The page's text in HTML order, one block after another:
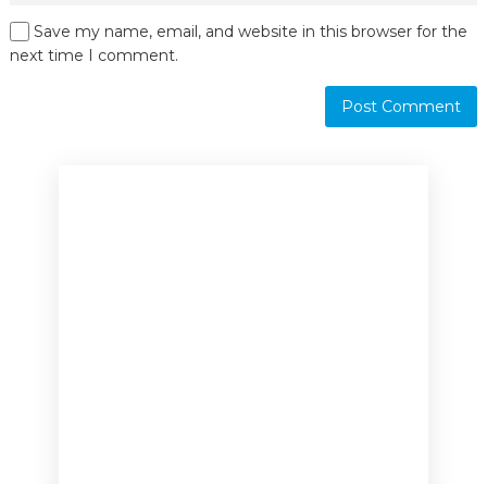
Save my name, email, and website in this browser for the
next time I comment.